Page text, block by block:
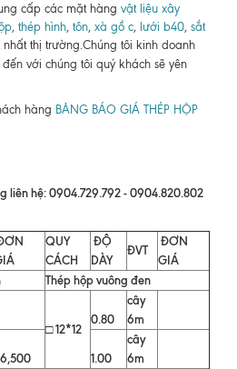
cấp các mặt hàng vật liệu xây
, thép hình, tôn, xà gồ c, lưới b40, sắt
nhất thị trường.Chúng tôi kinh doanh
đến với chúng tôi quý khách sẽ yên
hàng BẢNG BÁO GIÁ THÉP HỘP
liên hệ: 0904.729.792 - 0904.820.802
QUY
CÁCH
ĐỘ
DÀY
ĐVT
ĐƠN
GIÁ
Thép hộp vuông đen
□ 12*12
0.80
cây
6m
1.00
cây
6m